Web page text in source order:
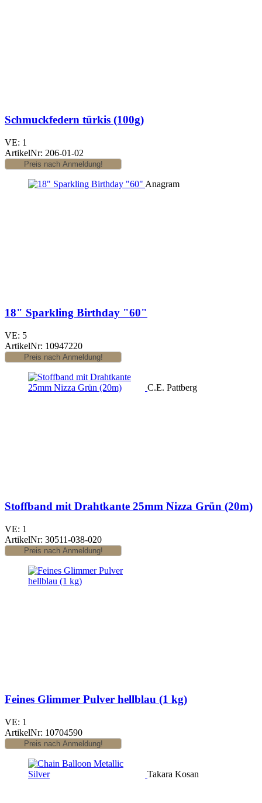
Schmuckfedern türkis (100g)
VE: 1
ArtikelNr: 206-01-02
Anagram
18" Sparkling Birthday "60"
VE: 5
ArtikelNr: 10947220
C.E. Pattberg
Stoffband mit Drahtkante 25mm Nizza Grün (20m)
VE: 1
ArtikelNr: 30511-038-020
Feines Glimmer Pulver hellblau (1 kg)
VE: 1
ArtikelNr: 10704590
Takara Kosan